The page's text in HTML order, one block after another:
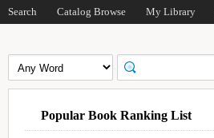
Search Catalog Browse My Library
Popular Book Ranking List